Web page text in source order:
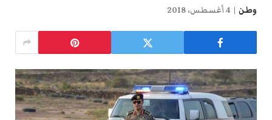
وطن 4 أغسطس، 2018